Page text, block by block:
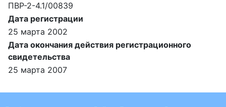
ПВР-2-4.1/00839
Дата регистрации
25 марта 2002
Дата окончания действия регистрационного
свидетельства
25 марта 2007